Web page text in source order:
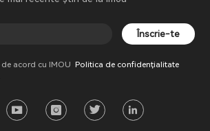
Înscrie-te
acord cu IMOU Politica de confidențialitate